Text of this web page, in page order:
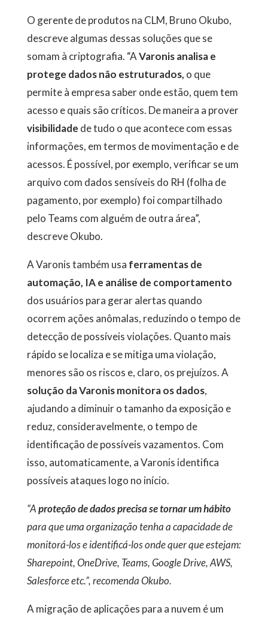
O gerente de produtos na CLM, Bruno Okubo,
descreve algumas dessas soluções que se
somam à criptografia. “AVaronis analisa e
protege dados não estruturados, o que
permite à empresa saber onde estão, quem tem
acesso e quais são críticos. De maneira a prover
visibilidade de tudo o que acontece com essas
informações, em termos de movimentação e de
acessos. É possível, por exemplo, verificar se um
arquivo com dados sensíveis do RH (folha de
pagamento, por exemplo) foi compartilhado
pelo Teams com alguém de outra área”,
descreve Okubo.
A Varonis também usa ferramentas de
automação, IA e análise de comportamento
dos usuários para gerar alertas quando
ocorrem ações anômalas, reduzindo o tempo de
detecção de possíveis violações. Quanto mais
rápido se localiza e se mitiga uma violação,
menores são os riscos e, claro, os prejuízos. A
solução da Varonis monitora os dados,
ajudando a diminuir o tamanho da exposição e
reduz, consideravelmente, o tempo de
identificação de possíveis vazamentos. Com
isso, automaticamente, a Varonis identifica
possíveis ataques logo no início.
“Aproteção de dados precisa se tornar um hábito
para que uma organização tenha a capacidade de
monitorá-los e identificá-los onde quer que estejam:
Sharepoint, OneDrive, Teams, Google Drive, AWS,
Salesforce etc.”, recomenda Okubo.
A migração de aplicações para a nuvem é um